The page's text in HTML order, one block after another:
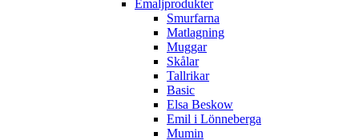
Emaljprodukter
Smurfarna
Matlagning
Muggar
Skålar
Tallrikar
Basic
Elsa Beskow
Emil i Lönneberga
Mumin